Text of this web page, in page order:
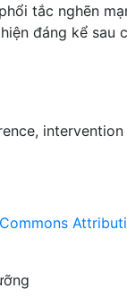
tắc nghẽn
đáng kể sau
, intervention